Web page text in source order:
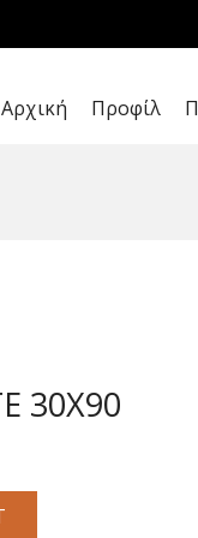
Αρχική Προφίλ
30X90